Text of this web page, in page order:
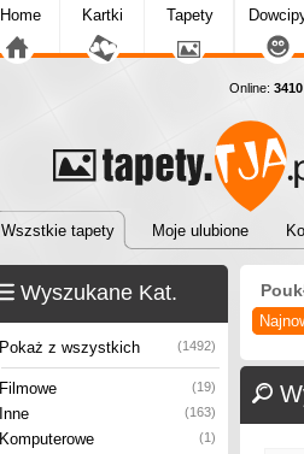
Home Kartki Tapety
Online: 3410
Wszstkie tapety Moje ulubione
Wyszukane Kat.
Pokaż z wszystkich (1492)
Filmowe (19)
Inne (163)
Komputerowe (1)